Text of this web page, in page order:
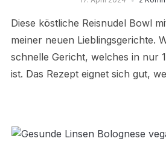
Diese köstliche Reisnudel Bowl
meiner neuen Lieblingsgerichte.
schnelle Gericht, welches in nur
ist. Das Rezept eignet sich gut,